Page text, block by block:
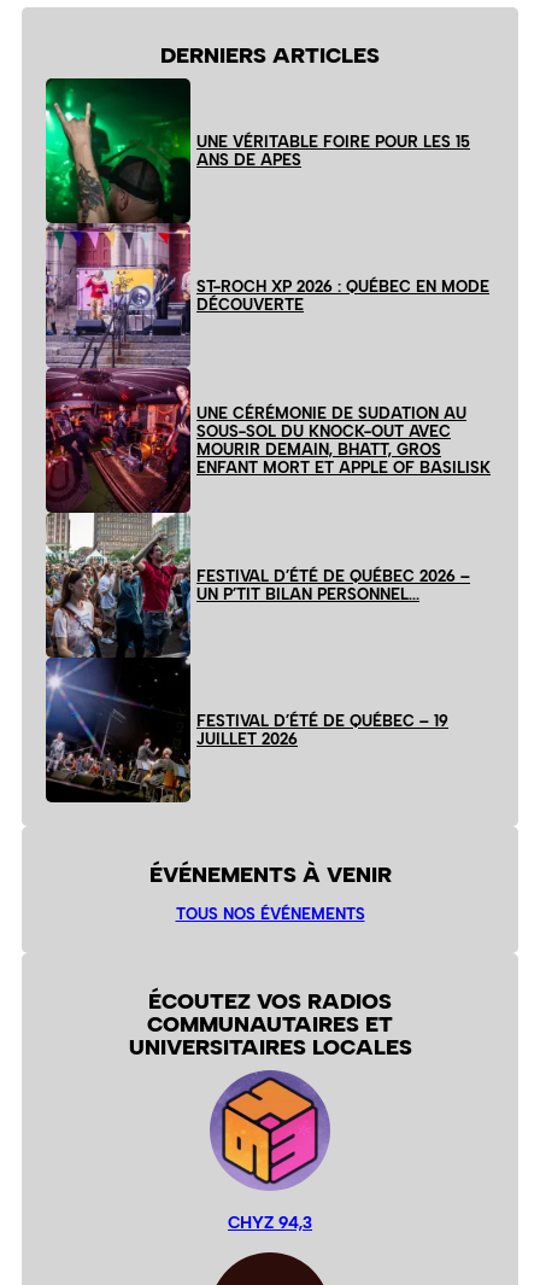
DERNIERS ARTICLES
UNE VÉRITABLE FOIRE POUR LES 15
ANS DE APES
ST-ROCH XP 2026 : QUÉBEC EN MODE
DÉCOUVERTE
UNE CÉRÉMONIE DE SUDATION AU
SOUS-SOL DU KNOCK-OUT AVEC
MOURIR DEMAIN, BHATT, GROS
ENFANT MORT ET APPLE OF BASILISK
FESTIVAL D’ÉTÉ DE QUÉBEC 2026 –
UN P’TIT BILAN PERSONNEL…
FESTIVAL D’ÉTÉ DE QUÉBEC – 19
JUILLET 2026
ÉVÉNEMENTS À VENIR
TOUS NOS ÉVÉNEMENTS
ÉCOUTEZ VOS RADIOS
COMMUNAUTAIRES ET
UNIVERSITAIRES LOCALES
CHYZ 94,3